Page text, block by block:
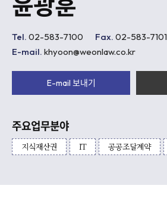
Tel. 02-583-7100 Fax. 02-583-7101
E-mail. khyoon@weonlaw.co.kr
E-mail 보내기
주요업무분야
지식재산권 IT 공공조달계약